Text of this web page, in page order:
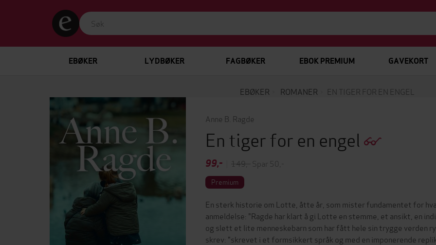
EBØKER LYDBØKER FAGBØKER EBOK PREMIUM GAVEKORT
EBØKER ROMANER EN TIGER FOR EN ENGEL
Anne B. Ragde
En tiger for en engel
99,- 149,- Spar 50,-
Premium
En sterk historie om Lotte, åtte år, som mister fundamentet for
anmeldelse: "Ragde har klart å gi Lotte en stemme, et ansikt, en
og slett et lite menneskebarn som har fått hele sin trygge verden
skrev: "skrevet i et formsikkert språk og med en imponerende